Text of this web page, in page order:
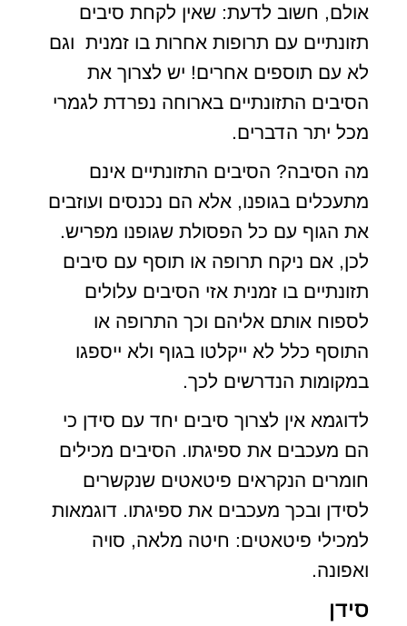
אולם, חשוב לדעת: שאין לקחת סיבים
תזונתיים עם תרופות אחרות בו זמנית וגם
לא עם תוספים אחרים! יש לצרוך את
הסיבים התזונתיים בארוחה נפרדת לגמרי
מכל יתר הדברים.
מה הסיבה? הסיבים התזונתיים אינם
מתעכלים בגופנו, אלא הם נכנסים ועוזבים
את הגוף עם כל הפסולת שגופנו מפריש.
לכן, אם ניקח תרופה או תוסף עם סיבים
תזונתיים בו זמנית אזי הסיבים עלולים
לספוח אותם אליהם וכך התרופה או
התוסף כלל לא ייקלטו בגוף ולא ייספגו
במקומות הנדרשים לכך.
לדוגמא אין לצרוך סיבים יחד עם סידן כי
הם מעכבים את ספיגתו. הסיבים מכילים
חומרים הנקראים פיטאטים שנקשרים
לסידן ובכך מעכבים את ספיגתו. דוגמאות
למכילי פיטאטים: חיטה מלאה, סויה
ואפונה.
סידן